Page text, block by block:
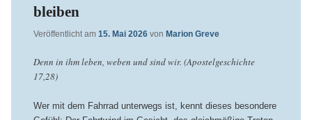
bleiben
Veröffentlicht am 15. Mai 2026 von Marion Greve
Denn in ihm leben, weben und sind wir. (Apostelgeschichte
17,28)
Wer mit dem Fahrrad unterwegs ist, kennt dieses besondere